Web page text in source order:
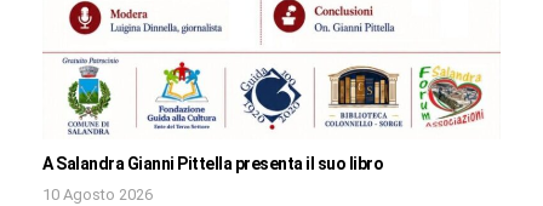
A Salandra Gianni Pittella presenta il suo libro
10 Agosto 2026